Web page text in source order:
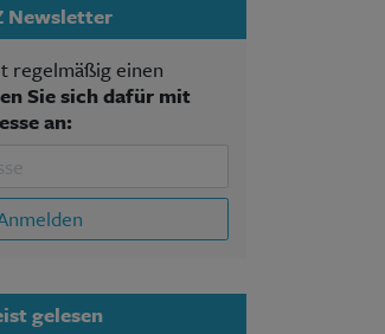
Newsletter
regelmäßig einen
Sie sich dafür mit
an:
gelesen